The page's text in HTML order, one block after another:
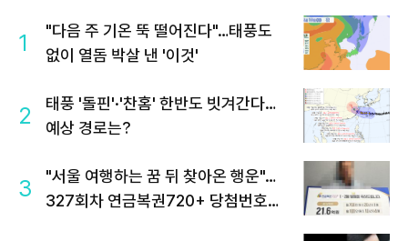
1
"다음 주 기온 뚝 떨어진다"…태풍도
없이 열돔 박살 낸 '이것'
2
태풍 '돌핀'·'찬홈' 한반도 빗겨간다…
예상 경로는?
3
"서울 여행하는 꿈 뒤 찾아온 행운"…
327회차 연금복권720+ 당첨번호조